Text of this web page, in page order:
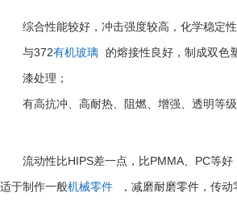
综合性能较好，冲击强度较高，化学稳定
与372有机玻璃 的熔接性良好，制成双色
漆处理；
有高抗冲、高耐热、阻燃、增强、透明等级
流动性比HIPS差一点，比PMMA、 PC等好
适于制作一般机械零件 ，减磨耐磨零件，传动